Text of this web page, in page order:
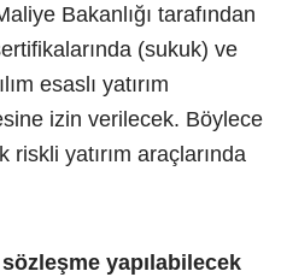
Bakanlığı tarafından
(sukuk) ve
esaslı yatırım
izin verilecek. Böylece
yatırım araçlarında
yapılabilecek